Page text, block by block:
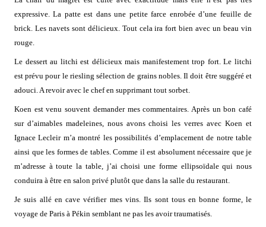
expressive. La patte est dans une petite farce enrobée d’une feuille de
brick. Les navets sont délicieux. Tout cela ira fort bien avec un beau vin
rouge.
Le dessert au litchi est délicieux mais manifestement trop fort. Le litchi
est prévu pour le riesling sélection de grains nobles. Il doit être suggéré et
adouci. A revoir avec le chef en supprimant tout sorbet.
Koen est venu souvent demander mes commentaires. Après un bon café
sur d’aimables madeleines, nous avons choisi les verres avec Koen et
Ignace Lecleir m’a montré les possibilités d’emplacement de notre table
ainsi que les formes de tables. Comme il est absolument nécessaire que je
m’adresse à toute la table, j’ai choisi une forme ellipsoïdale qui nous
conduira à être en salon privé plutôt que dans la salle du restaurant.
Je suis allé en cave vérifier mes vins. Ils sont tous en bonne forme, le
voyage de Paris à Pékin semblant ne pas les avoir traumatisés.